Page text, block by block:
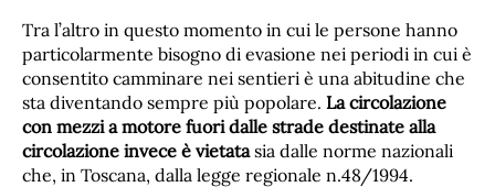
Tra l’altro in questo momento in cui le persone hanno
particolarmente bisogno di evasione nei periodi in cui è
consentito camminare nei sentieri è una abitudine che
sta diventando sempre più popolare. La circolazione
con mezzi a motore fuori dalle strade destinate alla
circolazione invece è vietatasia dalle norme nazionali
che, in Toscana, dalla legge regionale n.48/1994.